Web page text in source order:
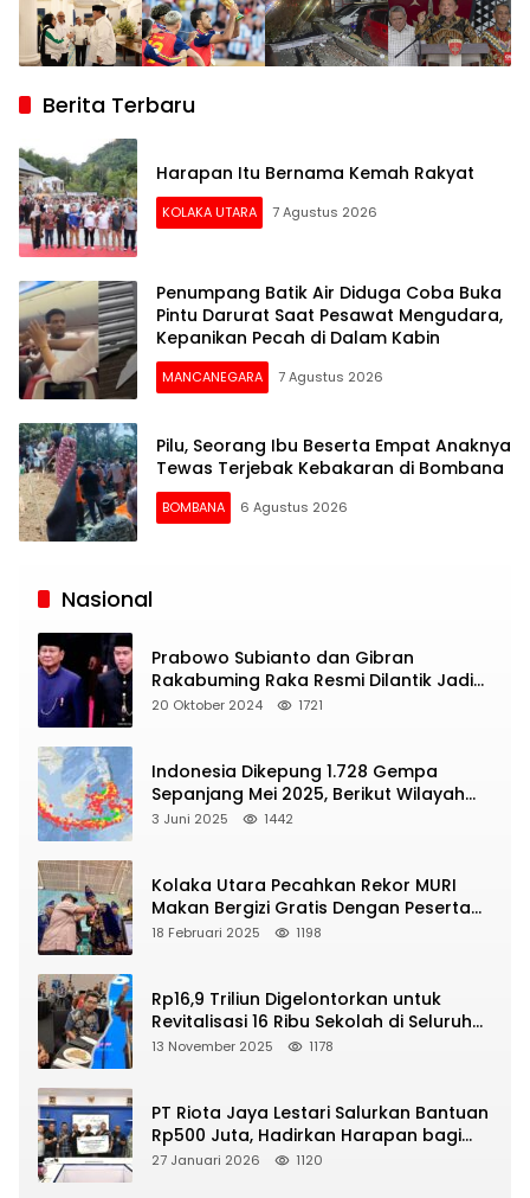
Berita Terbaru
Harapan Itu Bernama Kemah Rakyat
KOLAKA UTARA 7 Agustus 2026
Penumpang Batik Air Diduga Coba Buka
Pintu Darurat Saat Pesawat Mengudara,
Kepanikan Pecah di Dalam Kabin
MANCANEGARA 7 Agustus 2026
Pilu, Seorang Ibu Beserta Empat Anaknya
Tewas Terjebak Kebakaran di Bombana
BOMBANA 6 Agustus 2026
Siaran
Nasional
Prabowo Subianto dan Gibran
Rakabuming Raka Resmi Dilantik Jadi
Presiden dan Wapres RI
20 Oktober 2024 1721
Indonesia Dikepung 1.728 Gempa
Sepanjang Mei 2025, Berikut Wilayah
Yang Intens Diguncang!
3 Juni 2025 1442
Kolaka Utara Pecahkan Rekor MURI
Makan Bergizi Gratis Dengan Peserta
Terbanyak
18 Februari 2025 1198
Rp16,9 Triliun Digelontorkan untuk
Revitalisasi 16 Ribu Sekolah di Seluruh
Indonesia
13 November 2025 1178
PT Riota Jaya Lestari Salurkan Bantuan
Rp500 Juta, Hadirkan Harapan bagi
Korban Bencana di Sumatera
27 Januari 2026 1120